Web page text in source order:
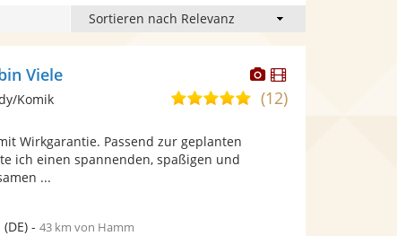
Dieser
Künstler
stellt
Dieser
Künstler
Viele
5,0(12)
Komik
Wirkgarantie. Passend zur geplanten
ich einen spannenden, spaßigen und
...
(DE)- 43 km von Hamm